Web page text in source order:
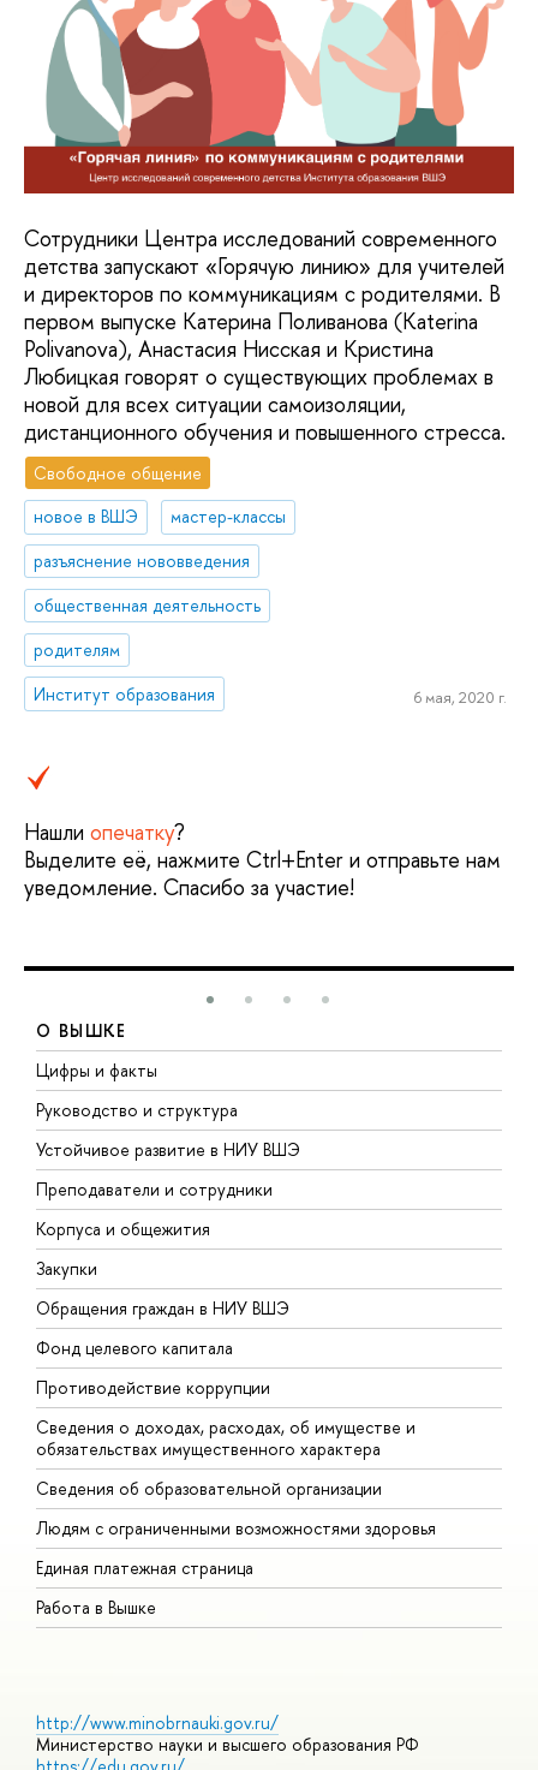
Сотрудники Центра исследований современного
детства запускают «Горячую линию» для учителей
и директоров по коммуникациям с родителями. В
первом выпуске Катерина Поливанова (Katerina
Polivanova), Анастасия Нисская и Кристина
Любицкая говорят о существующих проблемах в
новой для всех ситуации самоизоляции,
дистанционного обучения и повышенного стресса.
Свободное общение
новое в ВШЭ
мастер-классы
разъяснение нововведения
общественная деятельность
родителям
Институт образования
6 мая, 2020 г.
Нашли опечатку?
Выделите её, нажмите Ctrl+Enter и отправьте нам
уведомление. Спасибо за участие!
О ВЫШКЕ
Цифры и факты
Руководство и структура
Устойчивое развитие в НИУ ВШЭ
Преподаватели и сотрудники
Корпуса и общежития
Закупки
Обращения граждан в НИУ ВШЭ
Фонд целевого капитала
Противодействие коррупции
Сведения о доходах, расходах, об имуществе и
обязательствах имущественного характера
Сведения об образовательной организации
Людям с ограниченными возможностями здоровья
Единая платежная страница
Работа в Вышке
http://www.minobrnauki.gov.ru/
Министерство науки и высшего образования РФ
https://edu.gov.ru/